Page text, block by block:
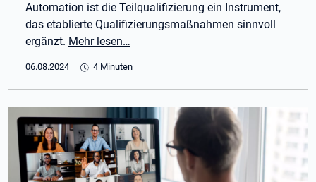
Automation ist die Teilqualifizierung ein Instrument,
das etablierte Qualifizierungsmaßnahmen sinnvoll
ergänzt. Mehr lesen…
06.08.2024 4 Minuten